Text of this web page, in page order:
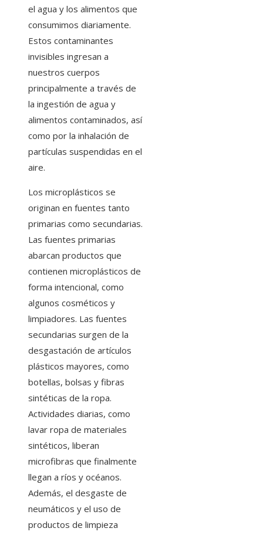
el agua y los alimentos que
consumimos diariamente.
Estos contaminantes
invisibles ingresan a
nuestros cuerpos
principalmente a través de
la ingestión de agua y
alimentos contaminados, así
como por la inhalación de
partículas suspendidas en el
aire.
Los microplásticos se
originan en fuentes tanto
primarias como secundarias.
Las fuentes primarias
abarcan productos que
contienen microplásticos de
forma intencional, como
algunos cosméticos y
limpiadores. Las fuentes
secundarias surgen de la
desgastación de artículos
plásticos mayores, como
botellas, bolsas y fibras
sintéticas de la ropa.
Actividades diarias, como
lavar ropa de materiales
sintéticos, liberan
microfibras que finalmente
llegan a ríos y océanos.
Además, el desgaste de
neumáticos y el uso de
productos de limpieza